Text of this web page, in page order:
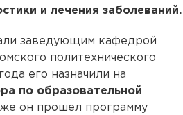
и лечения заболеваний.
заведующим кафедрой
политехнического
его назначили на
по образовательной
же он прошел программу